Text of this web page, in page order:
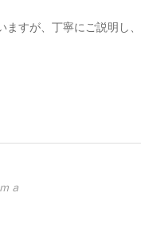
すが、丁寧にご説明し、
ａ